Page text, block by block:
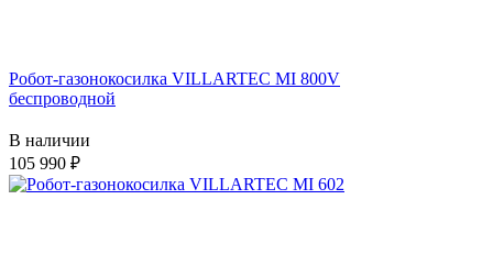
Робот-газонокосилка VILLARTEC MI 800V
беспроводной
В наличии
105 990